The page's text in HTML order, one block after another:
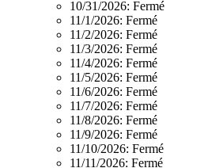
10/31/2026: Fermé
11/1/2026: Fermé
11/2/2026: Fermé
11/3/2026: Fermé
11/4/2026: Fermé
11/5/2026: Fermé
11/6/2026: Fermé
11/7/2026: Fermé
11/8/2026: Fermé
11/9/2026: Fermé
11/10/2026: Fermé
11/11/2026: Fermé